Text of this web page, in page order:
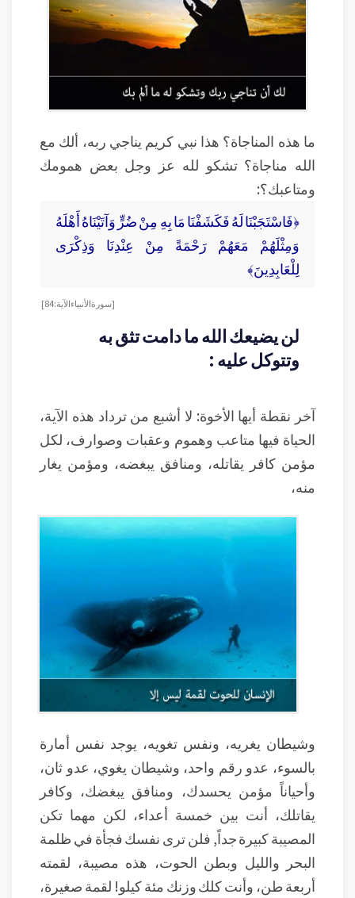
ما هذه المناجاة؟ هذا نبي كريم يناجي ربه، ألك مع
الله مناجاة؟ تشكو لله عز وجل بعض همومك
ومتاعبك؟:
﴿فَاسْتَجَبْنَا لَهُ فَكَشَفْنَا مَا بِهِ مِنْ ضُرٍّ وَآتَيْنَاهُ أَهْلَهُ
وَمِثْلَهُمْ مَعَهُمْ رَحْمَةً مِنْ عِنْدِنَا وَذِكْرَى
لِلْعَابِدِينَ﴾
[سورة الأنبياء الآية: 84]
لن يضيعك الله ما دامت تثق به
وتتوكل عليه :
آخر نقطة أيها الأخوة: لا أشبع من ترداد هذه الآية،
الحياة فيها متاعب وهموم وعقبات وصوارف، لكل
مؤمن كافر يقاتله، ومنافق يبغضه، ومؤمن يغار
منه،
وشيطان يغريه، ونفس تغويه، يوجد نفس أمارة
بالسوء، عدو رقم واحد، وشيطان يغوي، عدو ثان،
وأحياناً مؤمن يحسدك، ومنافق يبغضك، وكافر
يقاتلك، أنت بين خمسة أعداء، لكن مهما تكن
المصيبة كبيرة جداً, فلن ترى نفسك فجأة في ظلمة
البحر والليل وبطن الحوت، هذه مصيبة، لقمته
أربعة طن، وأنت كلك وزنك مئة كيلو! لقمة صغيرة،